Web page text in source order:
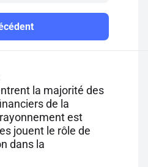
la majorité des
de la
est
jouent le rôle de
dans la